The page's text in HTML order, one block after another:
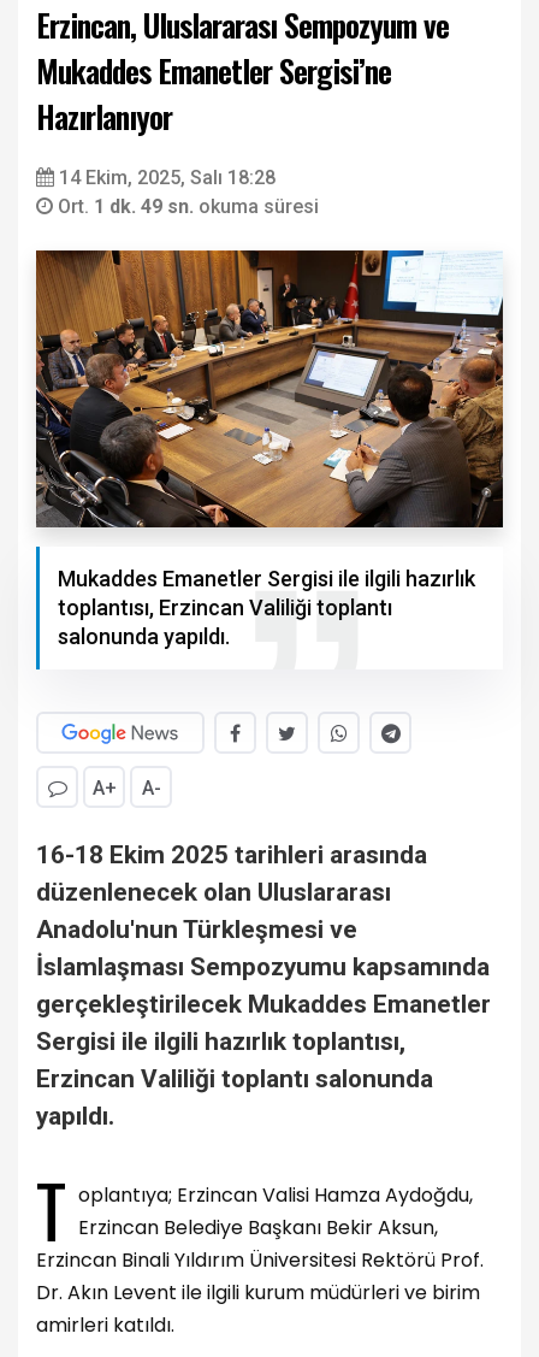
Erzincan, Uluslararası Sempozyum ve
Mukaddes Emanetler Sergisi’ne
Hazırlanıyor
14 Ekim, 2025, Salı 18:28
Ort. 1 dk. 49 sn. okuma süresi
Mukaddes Emanetler Sergisi ile ilgili hazırlık
toplantısı, Erzincan Valiliği toplantı
salonunda yapıldı.
A+ A-
16-18 Ekim 2025 tarihleri arasında
düzenlenecek olan Uluslararası
Anadolu'nun Türkleşmesi ve
İslamlaşması Sempozyumu kapsamında
gerçekleştirilecek Mukaddes Emanetler
Sergisi ile ilgili hazırlık toplantısı,
Erzincan Valiliği toplantı salonunda
yapıldı.
T oplantıya; Erzincan Valisi Hamza Aydoğdu,
Erzincan Belediye Başkanı Bekir Aksun,
Erzincan Binali Yıldırım Üniversitesi Rektörü Prof.
Dr. Akın Levent ile ilgili kurum müdürleri ve birim
amirleri katıldı.